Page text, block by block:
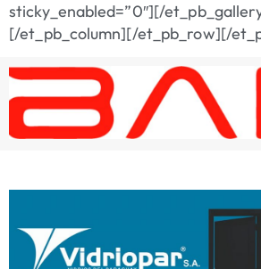
sticky_enabled=”0″][/
[/et_pb_column][/et_pb_row][/